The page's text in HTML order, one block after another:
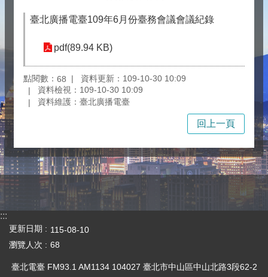
臺北廣播電臺109年6月份臺務會議會議紀錄
pdf(89.94 KB)
點閱數： 68
資料更新：109-10-30 10:09
資料檢視：109-10-30 10:09
資料維護：臺北廣播電臺
回上一頁
:::
更新日期
115-08-10
瀏覽人次
68
臺北電臺 FM93.1 AM1134 104027 臺北市中山區中山北路3段62-2